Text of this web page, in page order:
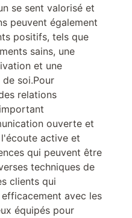
se sent valorisé et
peuvent également
positifs, tels que
sains, une
et une
soi.Pour
relations
ouverte et
active et
qui peuvent être
techniques de
clients qui
avec les
équipés pour